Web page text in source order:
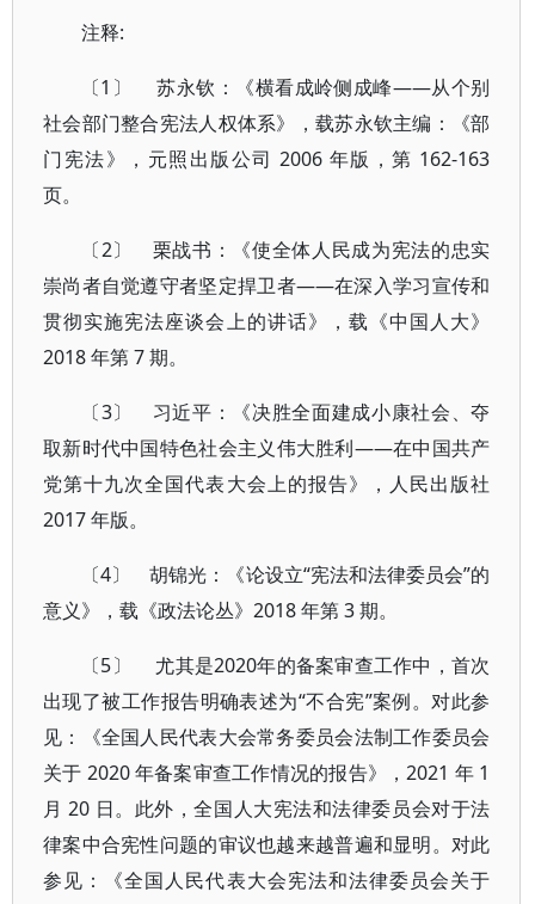
注释:
〔1〕 苏永钦：《横看成岭侧成峰——从个别
社会部门整合宪法人权体系》，载苏永钦主编：《部
门宪法》，元照出版公司 2006 年版，第 162-163
页。
〔2〕 栗战书：《使全体人民成为宪法的忠实
崇尚者自觉遵守者坚定捍卫者——在深入学习宣传和
贯彻实施宪法座谈会上的讲话》，载《中国人大》
2018 年第 7 期。
〔3〕 习近平：《决胜全面建成小康社会、夺
取新时代中国特色社会主义伟大胜利——在中国共产
党第十九次全国代表大会上的报告》，人民出版社
2017 年版。
〔4〕 胡锦光：《论设立“宪法和法律委员会”的
意义》，载《政法论丛》2018 年第 3 期。
〔5〕 尤其是2020年的备案审查工作中，首次
出现了被工作报告明确表述为“不合宪”案例。对此参
见：《全国人民代表大会常务委员会法制工作委员会
关于 2020 年备案审查工作情况的报告》，2021 年 1
月 20 日。此外，全国人大宪法和法律委员会对于法
律案中合宪性问题的审议也越来越普遍和显明。对此
参见：《全国人民代表大会宪法和法律委员会关于